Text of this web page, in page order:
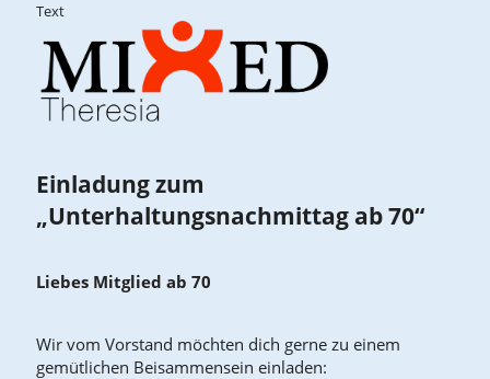
Text
Einladung zum
„Unterhaltungsnachmittag ab 70“
Liebes Mitglied ab 70
Wir vom Vorstand möchten dich gerne zu einem
gemütlichen Beisammensein einladen: